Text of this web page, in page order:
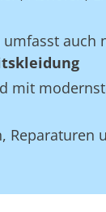
umfasst
mit